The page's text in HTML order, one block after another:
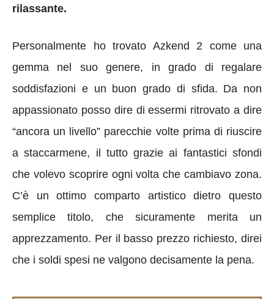
rilassante.
Personalmente ho trovato Azkend 2 come una
gemma nel suo genere, in grado di regalare
soddisfazioni e un buon grado di sfida. Da non
appassionato posso dire di essermi ritrovato a dire
“ancora un livello” parecchie volte prima di riuscire
a staccarmene, il tutto grazie ai fantastici sfondi
che volevo scoprire ogni volta che cambiavo zona.
C’è un ottimo comparto artistico dietro questo
semplice titolo, che sicuramente merita un
apprezzamento. Per il basso prezzo richiesto, direi
che i soldi spesi ne valgono decisamente la pena.